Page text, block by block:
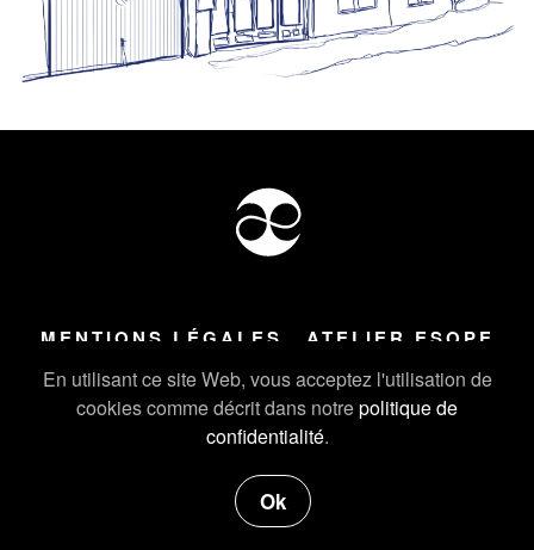
En utilisant ce site Web, vous acceptez l'utilisation de
cookies comme décrit dans notrepolitique de
confidentialité.
Ok
MENTIONS LÉGALES ATELIER ESOPE